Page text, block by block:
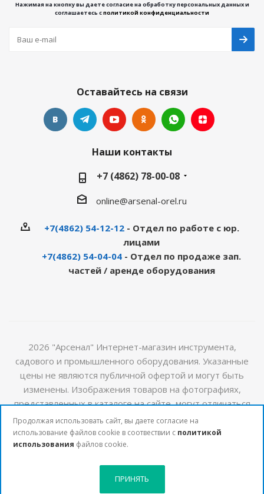
Нажимая на кнопку вы даете согласие на обработку персональных данных и
соглашаетесь сполитикой конфиденциальности
Оставайтесь на связи
Наши контакты
+7 (4862) 78-00-08
online@arsenal-orel.ru
+7(4862) 54-12-12- Отдел по работе с юр.
лицами
+7(4862) 54-04-04 - Отдел по продаже зап.
частей / аренде оборудования
2026 "Арсенал" Интернет-магазин инструмента,
садового и промышленного оборудования. Указанные
цены не являются публичной офертой и могут быть
изменены. Изображения товаров на фотографиях,
представленных в каталоге на сайте, могут отличаться
от оригиналов. Актуальную информацию о стоимости и
наличии товаров можно получить у наших менеджеров
Продолжая использовать сайт, вы даете согласие на
использование файлов cookie в соотвествии с политикой
использования файлов cookie.
ПРИНЯТЬ